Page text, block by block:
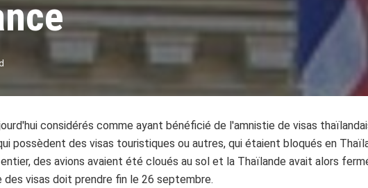
considérés comme ayant bénéficié de l'amnistie de visas
possèdent des visas touristiques ou autres, qui étaient bloqués en
des avions avaient été cloués au sol et la Thaïlande avait alors
visas doit prendre fin le 26 septembre.